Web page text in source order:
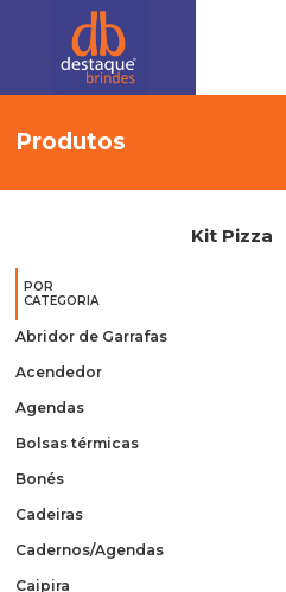
Produtos
POR
CATEGORIA
Abridor de Garrafas
Acendedor
Agendas
Bolsas térmicas
Bonés
Cadeiras
Cadernos/Agendas
Caipira
Kit Pizza